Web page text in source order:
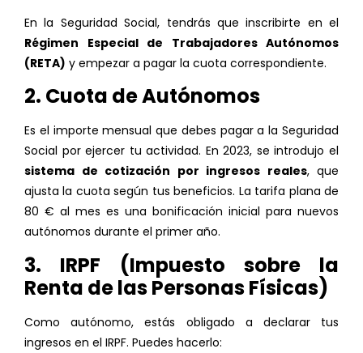
En la Seguridad Social, tendrás que inscribirte en el
Régimen Especial de Trabajadores Autónomos
(RETA) y empezar a pagar la cuota correspondiente.
2. Cuota de Autónomos
Es el importe mensual que debes pagar a la Seguridad
Social por ejercer tu actividad. En 2023, se introdujo el
sistema de cotización por ingresos reales, que
ajusta la cuota según tus beneficios. La tarifa plana de
80 € al mes es una bonificación inicial para nuevos
autónomos durante el primer año.
3. IRPF (Impuesto sobre la
Renta de las Personas Físicas)
Como autónomo, estás obligado a declarar tus
ingresos en el IRPF. Puedes hacerlo: